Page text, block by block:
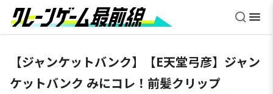
【ジャンケットバンク】【E天堂弓彦】ジャン
ケットバンク みにコレ！前髪クリップ